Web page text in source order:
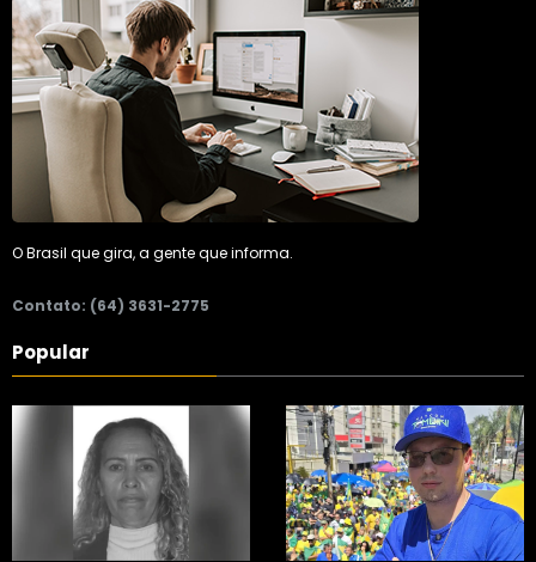
O Brasil que gira, a gente que informa.
Contato: (64) 3631-2775
Popular